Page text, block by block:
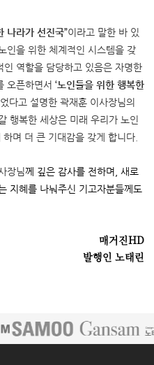
나라가 선진국”이라고 말한 바 있
인을 위한 체계적인 시스템을 갖
역할을 담당하고 있음은 자명한
오픈하면서‘노인들을 위한 행복한
다고 설명한곽재훈 이사장님의
행복한 세상은 미래 우리가 노인
며 더 큰 기대감을 갖게 합니다.
장님께 깊은 감사를 전하며, 새로
지혜를 나눠주신 기고자분들께도
매거진HD
발행인 노태린